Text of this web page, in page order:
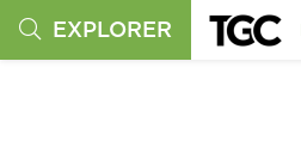
EXPLORER